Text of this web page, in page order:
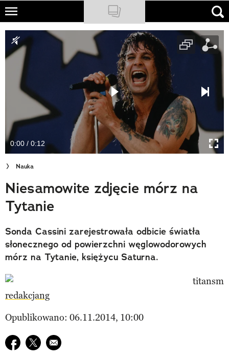
Skip
main
content
NATIONAL GEOGRAPHIC
TRAVELER
PODCASTY
Newsletter
Cuda Polski
Wielki Konkurs Fotograficzny
Trendbook Podróżniczy
Polecane
0:00 / 0:12
Nauka
Niesamowite zdjęcie mórz na
Tytanie
Sonda Cassini zarejestrowała odbicie światła
słonecznego od powierzchni węglowodorowych
mórz na Tytanie, księżycu Saturna.
redakcjang
Opublikowano: 06.11.2014, 10:00
Udostępnij na facebook
Udostępnij na twitter
E-mail do przyjaciela